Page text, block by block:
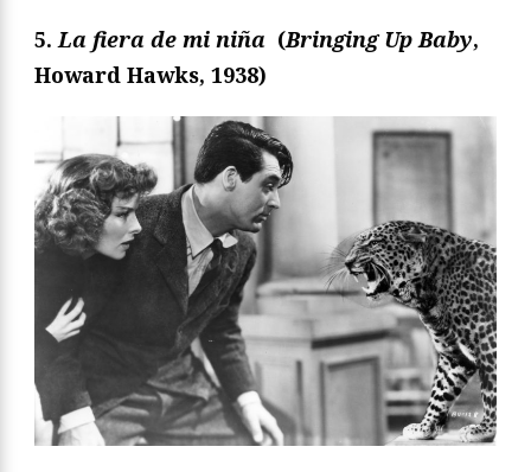
5.La fiera de mi niña (Bringing Up Baby,
Howard Hawks, 1938)